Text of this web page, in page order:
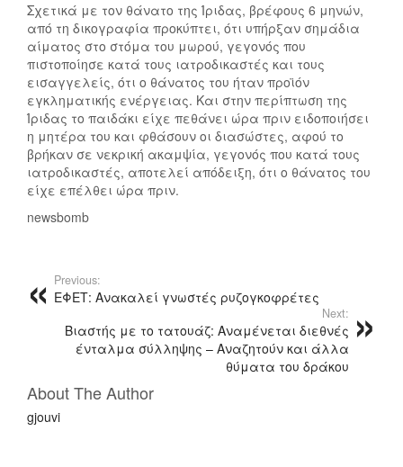
Σχετικά με τον θάνατο της Ίριδας, βρέφους 6 μηνών,
από τη δικογραφία προκύπτει, ότι υπήρξαν σημάδια
αίματος στο στόμα του μωρού, γεγονός που
πιστοποίησε κατά τους ιατροδικαστές και τους
εισαγγελείς, ότι ο θάνατος του ήταν προϊόν
εγκληματικής ενέργειας. Και στην περίπτωση της
Ίριδας το παιδάκι είχε πεθάνει ώρα πριν ειδοποιήσει
η μητέρα του και φθάσουν οι διασώστες, αφού το
βρήκαν σε νεκρική ακαμψία, γεγονός που κατά τους
ιατροδικαστές, αποτελεί απόδειξη, ότι ο θάνατος του
είχε επέλθει ώρα πριν.
newsbomb
Previous:
ΕΦΕΤ: Ανακαλεί γνωστές ρυζογκοφρέτες
Next:
Βιαστής με το τατουάζ: Αναμένεται διεθνές
ένταλμα σύλληψης – Αναζητούν και άλλα
θύματα του δράκου
About The Author
gjouvi